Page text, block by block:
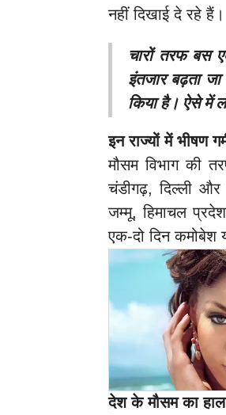
नहीं दिखाई दे रहे हैं।
चारों तरफ बस
इंतजार बढ़ता
किया है। ऐसे में
इन राज्यों में भीषण
मौसम विभाग की
चंडीगढ़, दिल्ली
जम्मू, हिमाचल
एक-दो दिन कमोबेश
देश के मौसम का हाल